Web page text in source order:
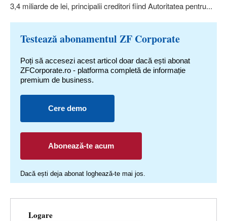
3,4 miliarde de lei, principalii creditori fiind Autoritatea pentru...
Testează abonamentul ZF Corporate
Poți să accesezi acest articol doar dacă ești abonat
ZFCorporate.ro - platforma completă de informație
premium de business.
Cere demo
Abonează-te acum
Dacă ești deja abonat loghează-te mai jos.
Logare